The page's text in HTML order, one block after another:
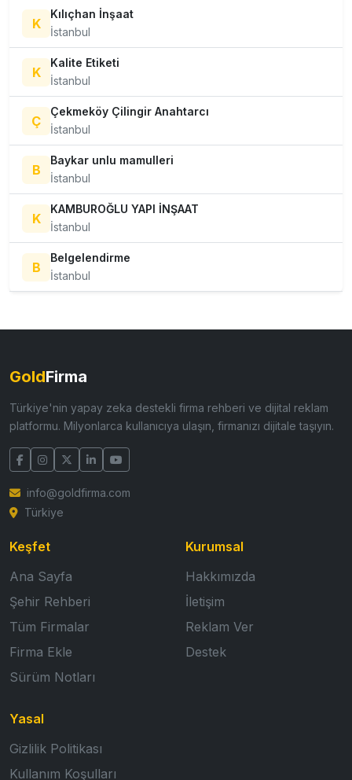
K
Kılıçhan İnşaat
İstanbul
K
Kalite Etiketi
İstanbul
Ç
Çekmeköy Çilingir Anahtarcı
İstanbul
B
Baykar unlu mamulleri
İstanbul
K
KAMBUROĞLU YAPI İNŞAAT
İstanbul
B
Belgelendirme
İstanbul
GoldFirma
Türkiye'nin yapay zeka destekli firma rehberi ve dijital reklam
platformu. Milyonlarca kullanıcıya ulaşın, firmanızı dijitale taşıyın.
info@goldfirma.com
Türkiye
Keşfet
Ana Sayfa
Şehir Rehberi
Tüm Firmalar
Firma Ekle
Sürüm Notları
Kurumsal
Hakkımızda
İletişim
Reklam Ver
Destek
Yasal
Gizlilik Politikası
Kullanım Koşulları